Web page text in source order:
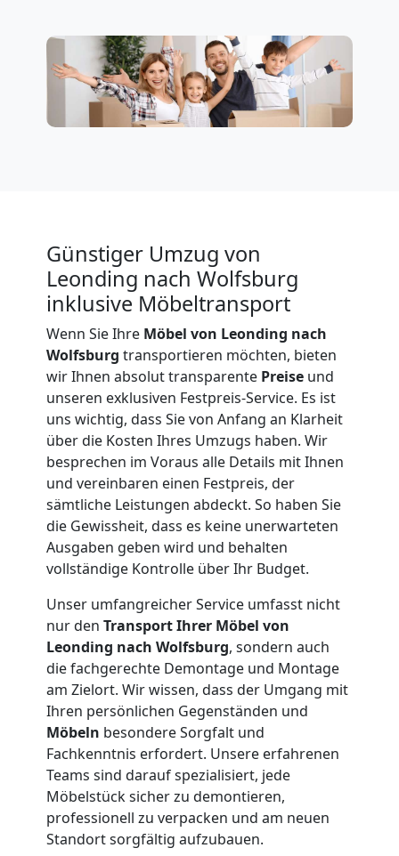
Günstiger Umzug von
Leonding nach Wolfsburg
inklusive Möbeltransport
Wenn Sie Ihre Möbel von Leonding nach
Wolfsburg transportieren möchten, bieten
wir Ihnen absolut transparente Preise und
unseren exklusiven Festpreis-Service. Es ist
uns wichtig, dass Sie von Anfang an Klarheit
über die Kosten Ihres Umzugs haben. Wir
besprechen im Voraus alle Details mit Ihnen
und vereinbaren einen Festpreis, der
sämtliche Leistungen abdeckt. So haben Sie
die Gewissheit, dass es keine unerwarteten
Ausgaben geben wird und behalten
vollständige Kontrolle über Ihr Budget.
Unser umfangreicher Service umfasst nicht
nur den Transport Ihrer Möbel von
Leonding nach Wolfsburg, sondern auch
die fachgerechte Demontage und Montage
am Zielort. Wir wissen, dass der Umgang mit
Ihren persönlichen Gegenständen und
Möbeln besondere Sorgfalt und
Fachkenntnis erfordert. Unsere erfahrenen
Teams sind darauf spezialisiert, jede
Möbelstück sicher zu demontieren,
professionell zu verpacken und am neuen
Standort sorgfältig aufzubauen.
Leonding
Firmenumzug
Leonding
Expressumzug
Leonding
Tragehilfe
Leonding
Kleiner
Umzug
Leonding
Küchenumzug
Leonding
Umzug